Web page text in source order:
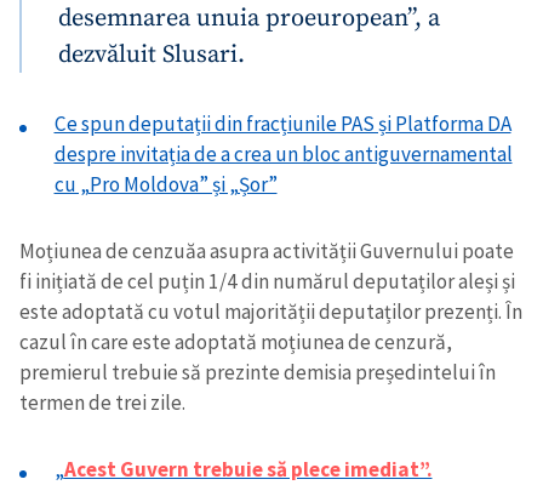
desemnarea unuia proeuropean”, a
dezvăluit Slusari.
Ce spun deputații din fracțiunile PAS și Platforma DA
despre invitația de a crea un bloc antiguvernamental
cu „Pro Moldova” și „Șor”
Moțiunea de cenzuăa asupra activității Guvernului poate
fi inițiată de cel puțin 1/4 din numărul deputaților aleși și
este adoptată cu votul majorității deputaților prezenți. În
cazul în care este adoptată moțiunea de cenzură,
premierul trebuie să prezinte demisia președintelui în
termen de trei zile.
„Acest Guvern trebuie să plece imediat”.